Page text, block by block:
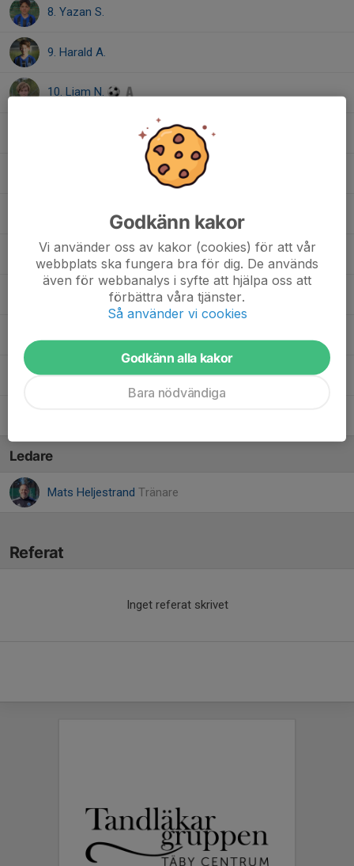
8. Yazan S.
9. Harald A.
10. Liam N.
18. Knut M.
77. Marcus C.
Ledare
Mats Heljestrand Tränare
Referat
Inget referat skrivet
Godkänn kakor
Vi använder oss av kakor (cookies) för att vår
webbplats ska fungera bra för dig. De används
även för webbanalys i syfte att hjälpa oss att
förbättra våra tjänster.
Så använder vi cookies
Godkänn alla kakor
Bara nödvändiga